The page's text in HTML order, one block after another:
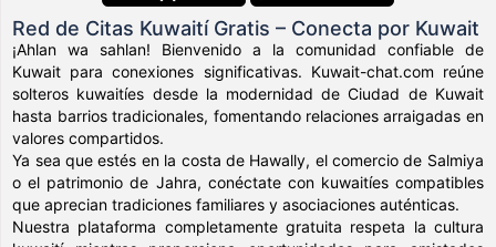
Red de Citas Kuwaití Gratis – Conecta por Kuwait
¡Ahlan wa sahlan! Bienvenido a la comunidad confiable de
Kuwait para conexiones significativas. Kuwait-chat.com reúne
solteros kuwaitíes desde la modernidad de Ciudad de Kuwait
hasta barrios tradicionales, fomentando relaciones arraigadas en
valores compartidos.
Ya sea que estés en la costa de Hawally, el comercio de Salmiya
o el patrimonio de Jahra, conéctate con kuwaitíes compatibles
que aprecian tradiciones familiares y asociaciones auténticas.
Nuestra plataforma completamente gratuita respeta la cultura